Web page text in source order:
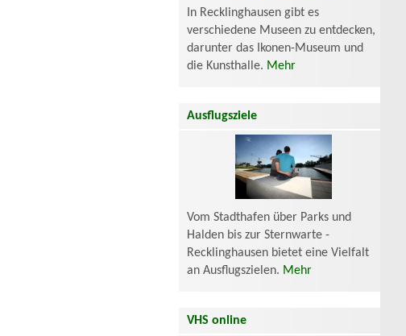
In Recklinghausen gibt es
verschiedene Museen zu entdecken,
darunter das Ikonen-Museum und
die Kunsthalle. Mehr
Ausflugsziele
Vom Stadthafen über Parks und
Halden bis zur Sternwarte -
Recklinghausen bietet eine Vielfalt
an Ausflugszielen. Mehr
VHS online